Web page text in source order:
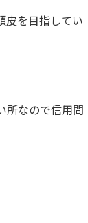
皮を目指してい
所なので信用問